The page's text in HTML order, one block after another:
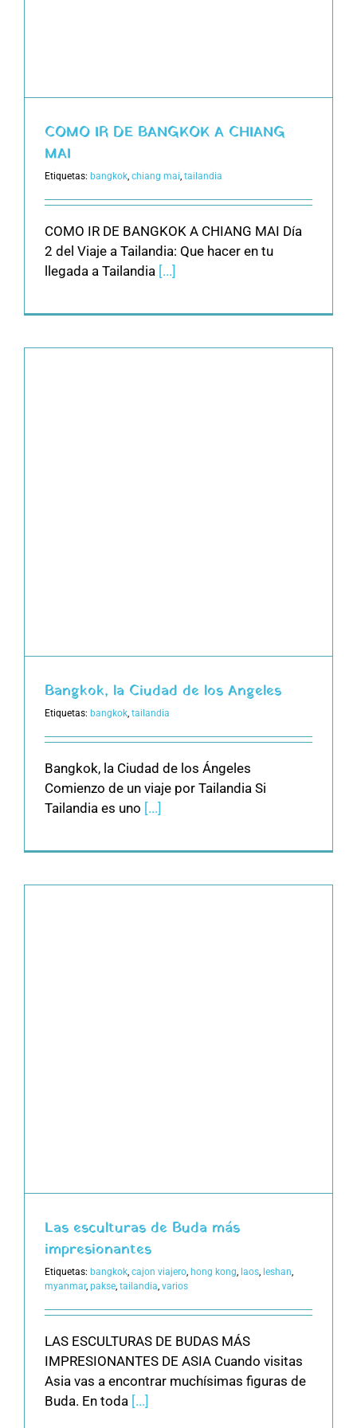
COMO IR DE BANGKOK A CHIANG
MAI
Etiquetas: bangkok, chiang mai, tailandia
COMO IR DE BANGKOK A CHIANG MAI Día
2 del Viaje a Tailandia: Que hacer en tu
llegada a Tailandia [...]
Bangkok, la Ciudad de los Angeles
Etiquetas: bangkok, tailandia
Bangkok, la Ciudad de los Ángeles
Comienzo de un viaje por Tailandia Si
Tailandia es uno [...]
Las esculturas de Buda más
impresionantes
Etiquetas: bangkok, cajon viajero, hong kong, laos, leshan,
myanmar, pakse, tailandia, varios
LAS ESCULTURAS DE BUDAS MÁS
IMPRESIONANTES DE ASIA Cuando visitas
Asia vas a encontrar muchísimas figuras de
Buda. En toda [...]